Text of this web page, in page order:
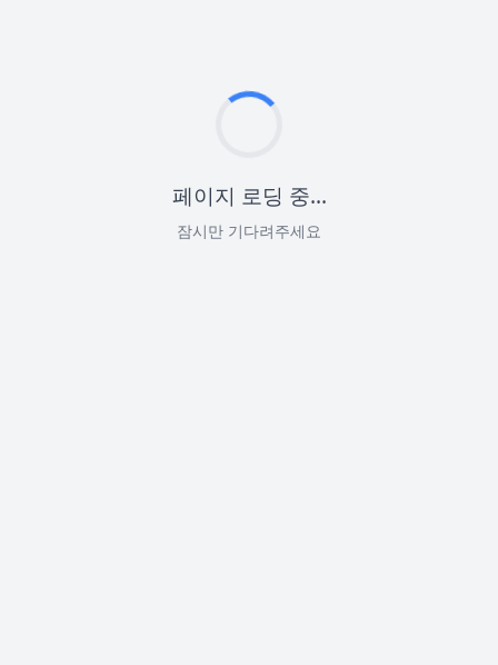
페이지 로딩 중...
잠시만 기다려주세요